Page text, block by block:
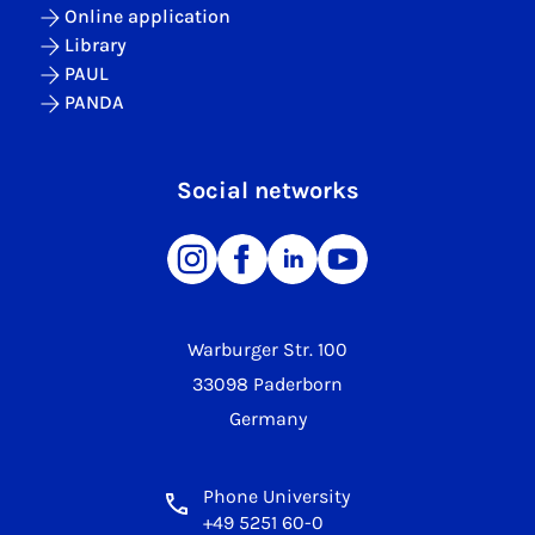
Warburger Str. 100
33098 Paderborn
Germany
Phone University
+49 5251 60-0
Online application
Library
PAUL
PANDA
Social networks